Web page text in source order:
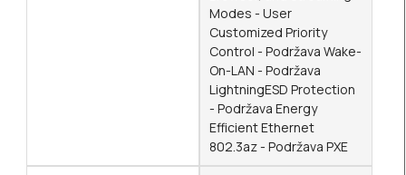
Modes - User
Customized Priority
Control - Podržava Wake-
On-LAN - Podržava
LightningESD Protection
- Podržava Energy
Efficient Ethernet
802.3az - Podržava PXE